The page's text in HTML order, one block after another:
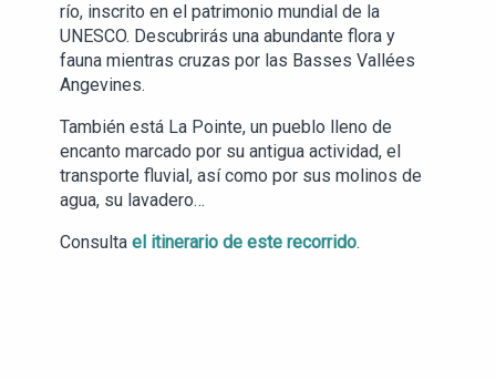
río, inscrito en el patrimonio mundial de la
UNESCO. Descubrirás una abundante flora y
fauna mientras cruzas por las Basses Vallées
Angevines.
También está La Pointe, un pueblo lleno de
encanto marcado por su antigua actividad, el
transporte fluvial, así como por sus molinos de
agua, su lavadero…
Consulta el itinerario de este recorrido.